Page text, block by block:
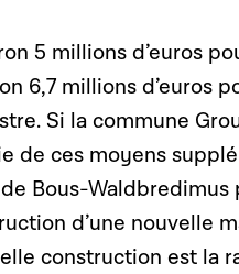
5 millions d’euros
6,7 millions d’euros
Si la commune
de ces moyens
Bous-
d’une nouvelle
construction est la